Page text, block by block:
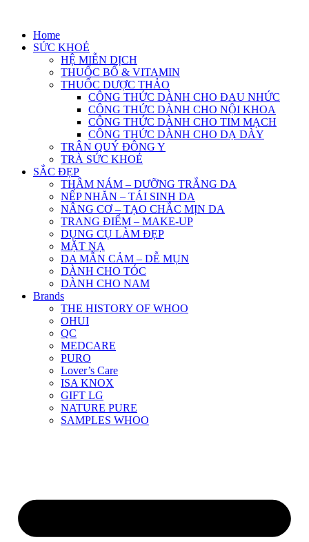
contentHome
SỨC KHOẺ
HỆ MIỄN DỊCH
THUỐC BỔ & VITAMIN
THUỐC DƯỢC THẢO
CÔNG THỨC DÀNH CHO ĐAU NHỨC
CÔNG THỨC DÀNH CHO NỘI KHOA
CÔNG THỨC DÀNH CHO TIM MẠCH
CÔNG THỨC DÀNH CHO DẠ DÀY
TRÂN QUÝ ĐÔNG Y
TRÀ SỨC KHOẺ
SẮC ĐẸP
THÂM NÁM – DƯỠNG TRẮNG DA
NẾP NHĂN – TÁI SINH DA
NÂNG CƠ – TẠO CHẮC MỊN DA
TRANG ĐIỂM – MAKE-UP
DỤNG CỤ LÀM ĐẸP
MẶT NẠ
DA MẪN CẢM – DỄ MỤN
DÀNH CHO TÓC
DÀNH CHO NAM
Brands
THE HISTORY OF WHOO
OHUI
QC
MEDCARE
PURO
Lover’s Care
ISA KNOX
GIFT LG
NATURE PURE
SAMPLES WHOO